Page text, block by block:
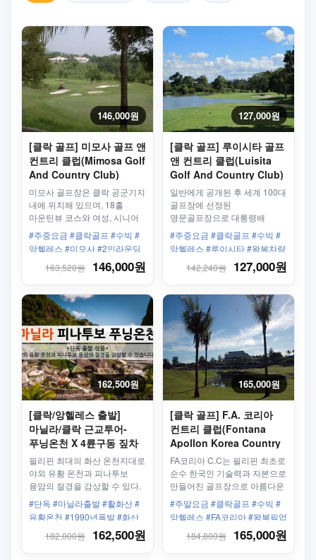
146,000원
[클락 골프] 미모사 골프 앤
컨트리 클럽(Mimosa Golf
And Country Club)
왕복차량 + 골프바우처
18홀 - 평일/주중
미모사 골프장은 클락 공군기지
내에 위치해 있으며, 18홀
마운틴뷰 코스와 여성, 시니어
골퍼에게 인기 있는 아카시아
및 레이크뷰골프 코스로
나누어져 있습니다
#주중요금 #클락골프 #수빅 #
앙헬레스 #미모사 #2인라운딩
163,520원
146,000원
127,000원
[클락 골프] 루이시타 골프
앤 컨트리 클럽(Luisita
Golf And Country Club)
왕복차량 그린피18홀 -
평일/주중
일반에게 공개된 후 세계 100대
골프장에 선정된
명문골프장으로 대통령배
골프대회 등 비중 있는
골프대회가 개최된 바
있습니다.
#주중요금 #클락골프 #수빅 #
앙헬레스 #루이시타 #왕복차량
#호텔픽드롭 #2인라운딩
142,240원 127,000원
162,500원
[클락/앙헬레스 출발]
마닐라/클락 근교투어-
푸닝온천 X 4륜구동 짚차
일일투어
필리핀 최대의 화산 온천지대로
야외 유황 온천과 피나투보
용암의 절경을 감상할 수 있다.
온천욕 뿐만 아니라 화산재
찜질이 매력 포인트!
#단독 #마닐라출발 #활화산 #
유황온천 #1990년폭발 #화산
재 #온천욕 #4륜구동 #짚차
182,000원 162,500원
165,000원
[클락 골프] F.A. 코리아
컨트리 클럽(Fontana
Apollon Korea Country
Club) 왕복차량 + 그린피
바우처 18홀 - 주말
FA코리아 C.C는 필리핀 최초로
순수 한국인 기술력과 자본으로
만들어진 골프장으로 아름다운
자연환경과 좋은 조건을 가지고
있습니다.
#주말요금 #클락골프 #수빅 #
앙헬레스 #FA코리아 #왕복픽업
184,800원 165,000원